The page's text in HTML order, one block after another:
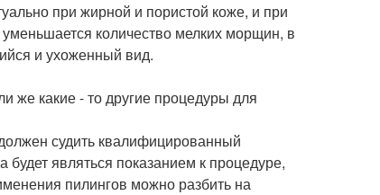
при жирной и пористой коже, и при
количество мелких морщин, в
и ухоженный вид.
же какие - то другие процедуры для
судить квалифицированный
будет являться показанием к процедуре,
пилингов можно разбить на